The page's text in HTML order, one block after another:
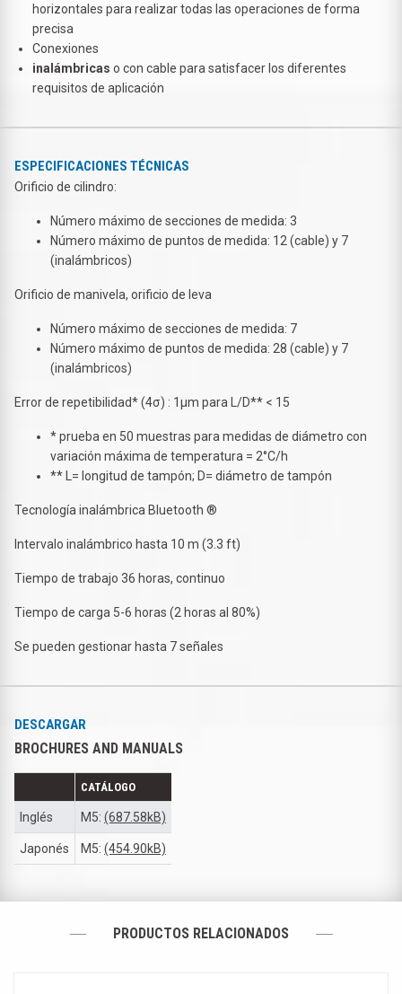
horizontales para realizar todas las operaciones de forma
precisa
Conexiones
inalámbricas o con cable para satisfacer los diferentes
requisitos de aplicación
ESPECIFICACIONES TÉCNICAS
Orificio de cilindro:
Número máximo de secciones de medida: 3
Número máximo de puntos de medida: 12 (cable) y 7
(inalámbricos)
Orificio de manivela, orificio de leva
Número máximo de secciones de medida: 7
Número máximo de puntos de medida: 28 (cable) y 7
(inalámbricos)
Error de repetibilidad* (4σ) : 1µm para L/D** < 15
* prueba en 50 muestras para medidas de diámetro con
variación máxima de temperatura = 2°C/h
** L= longitud de tampón; D= diámetro de tampón
Tecnología inalámbrica Bluetooth ®
Intervalo inalámbrico hasta 10 m (3.3 ft)
Tiempo de trabajo 36 horas, continuo
Tiempo de carga 5-6 horas (2 horas al 80%)
Se pueden gestionar hasta 7 señales
DESCARGAR
BROCHURES AND MANUALS
CATÁLOGO
Inglés M5: (687.58kB)
Japonés M5: (454.90kB)
PRODUCTOS RELACIONADOS